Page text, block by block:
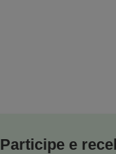
Participe e